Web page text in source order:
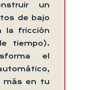
un
de bajo
la fricción
tiempo).
el
más en tu